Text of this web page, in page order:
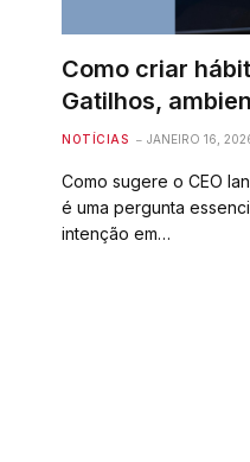
Como criar
Gatilhos,
NOTÍCIAS JANEIRO 16,
Como sugere o CEO
é uma pergunta
intenção em…